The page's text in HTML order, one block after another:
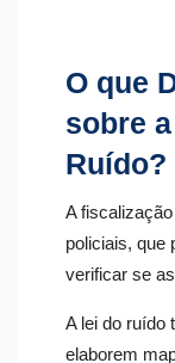
O que
sobre
Ruído?
A
policiais, que
verificar se
A lei do ruído
elaborem